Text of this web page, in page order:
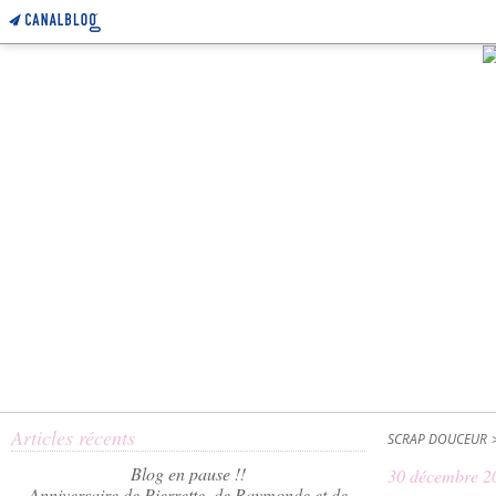
Articles récents
Blog en pause !!
SCRAP DOUCEUR
30 décembre